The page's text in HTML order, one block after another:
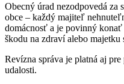
Obecný úrad nezodpovedá za
obce – každý majiteľ
domácnosť a je povinný
škodu na zdraví alebo majetku
Revízna správa je platná aj
udalosti.